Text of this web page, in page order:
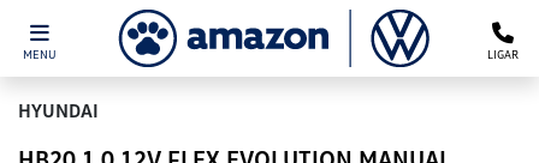
MENU LIGAR
HYUNDAI